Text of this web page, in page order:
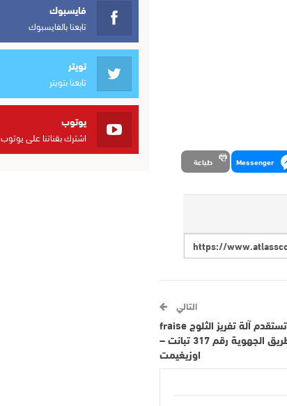
Messenger طباعة
التالي
التجهيز والنقل بأزيلال تستقدم آلة تفريز الثلوج fraise
neige لكسح الثلوج بالطريق الجهوية رقم 317 تبانت –
اوزيغيمت
فايسبوك
تابعنا بالفايسبوك
تويتر
تابعنا بتويتر
يوتوب
اشترك بقناتنا على يوتوب